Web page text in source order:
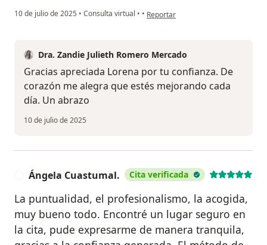
10 de julio de 2025 • Consulta virtual • • en opinión del usuario Lorena
Reportar
Dra. Zandie Julieth Romero Mercado
Gracias apreciada Lorena por tu confianza. De
corazón me alegra que estés mejorando cada
día. Un abrazo
10 de julio de 2025
Ángela Cuastumal. Cita verificada
La puntualidad, el profesionalismo, la acogida,
muy bueno todo. Encontré un lugar seguro en
la cita, pude expresarme de manera tranquila,